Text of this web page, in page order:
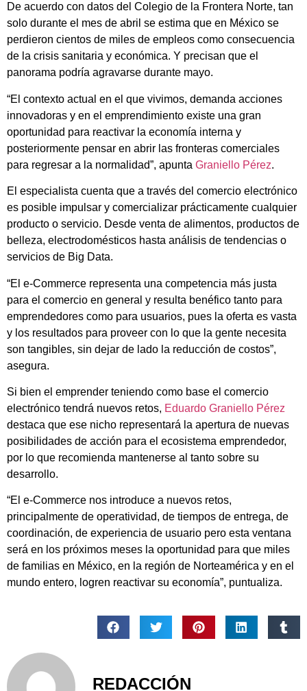
De acuerdo con datos del Colegio de la Frontera Norte, tan
solo durante el mes de abril se estima que en México se
perdieron cientos de miles de empleos como consecuencia
de la crisis sanitaria y económica. Y precisan que el
panorama podría agravarse durante mayo.
“El contexto actual en el que vivimos, demanda acciones
innovadoras y en el emprendimiento existe una gran
oportunidad para reactivar la economía interna y
posteriormente pensar en abrir las fronteras comerciales
para regresar a la normalidad”, apunta Graniello Pérez.
El especialista cuenta que a través del comercio electrónico
es posible impulsar y comercializar prácticamente cualquier
producto o servicio. Desde venta de alimentos, productos de
belleza, electrodomésticos hasta análisis de tendencias o
servicios de Big Data.
“El e-Commerce representa una competencia más justa
para el comercio en general y resulta benéfico tanto para
emprendedores como para usuarios, pues la oferta es vasta
y los resultados para proveer con lo que la gente necesita
son tangibles, sin dejar de lado la reducción de costos”,
asegura.
Si bien el emprender teniendo como base el comercio
electrónico tendrá nuevos retos, Eduardo Graniello Pérez
destaca que ese nicho representará la apertura de nuevas
posibilidades de acción para el ecosistema emprendedor,
por lo que recomienda mantenerse al tanto sobre su
desarrollo.
“El e-Commerce nos introduce a nuevos retos,
principalmente de operatividad, de tiempos de entrega, de
coordinación, de experiencia de usuario pero esta ventana
será en los próximos meses la oportunidad para que miles
de familias en México, en la región de Norteamérica y en el
mundo entero, logren reactivar su economía”, puntualiza.
REDACCIÓN